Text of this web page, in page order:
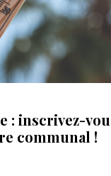
: inscrivez-
communal !